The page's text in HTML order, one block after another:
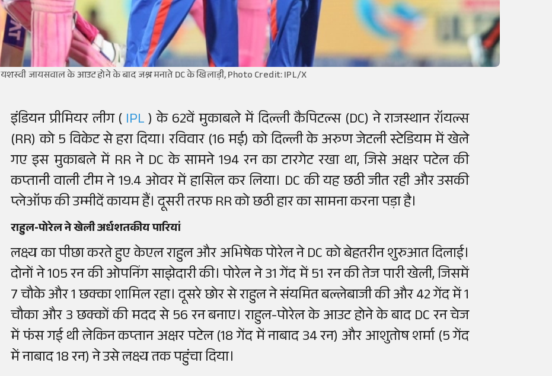
यशस्वी जायसवाल के आउट होने के बाद जश्न मनाते DC के खिलाड़ी, Photo Credit: IPL/X
इंडियन प्रीमियर लीग (IPL) के 62वें मुकाबले में दिल्ली कैपिटल्स (DC) ने राजस्थान रॉयल्स
(RR) को 5 विकेट से हरा दिया। रविवार (16 मई) को दिल्ली के अरुण जेटली स्टेडियम में खेले
गए इस मुकाबले में RR ने DC के सामने 194 रन का टारगेट रखा था, जिसे अक्षर पटेल की
कप्तानी वाली टीम ने 19.4 ओवर में हासिल कर लिया। DC की यह छठी जीत रही और उसकी
प्लेऑफ की उम्मीदें कायम हैं। दूसरी तरफ RR को छठी हार का सामना करना पड़ा है।
राहुल-पोरेल ने खेली अर्धशतकीय पारियां
लक्ष्य का पीछा करते हुए केएल राहुल और अभिषेक पोरेल ने DC को बेहतरीन शुरुआत दिलाई।
दोनों ने 105 रन की ओपनिंग साझेदारी की। पोरेल ने 31 गेंद में 51 रन की तेज पारी खेली, जिसमें
7 चौके और 1 छक्का शामिल रहा। दूसरे छोर से राहुल ने संयमित बल्लेबाजी की और 42 गेंद में 1
चौका और 3 छक्कों की मदद से 56 रन बनाए। राहुल-पोरेल के आउट होने के बाद DC रन चेज
में फंस गई थी लेकिन कप्तान अक्षर पटेल (18 गेंद में नाबाद 34 रन) और आशुतोष शर्मा (5 गेंद
में नाबाद 18 रन) ने उसे लक्ष्य तक पहुंचा दिया।